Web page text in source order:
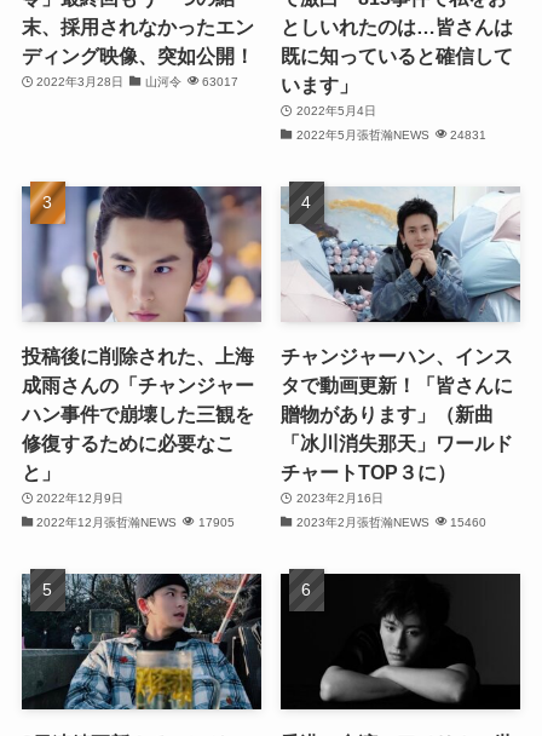
(31)
(29)
(30)
(32)
(32)
(29)
(31)
末、採用されなかったエン
ディング映像、突如公開！
2022年3月28日 山河令 63017
としいれたのは…皆さんは
既に知っていると確信して
います」
2022年5月4日
2022年5月張哲瀚NEWS
24831
投稿後に削除された、上海
成雨さんの「チャンジャー
ハン事件で崩壊した三観を
修復するために必要なこ
と」
2022年12月9日
2022年12月張哲瀚NEWS
17905
チャンジャーハン、インス
タで動画更新！「皆さんに
贈物があります」（新曲
「冰川消失那天」ワールド
チャートTOP３に）
2023年2月16日
2023年2月張哲瀚NEWS
15460